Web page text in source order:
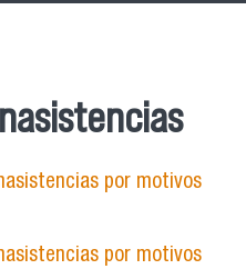
por motivos
por motivos